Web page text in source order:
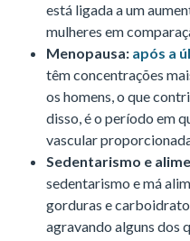
está ligada a um
mulheres em
Menopausa: após a
têm concentrações
os homens, o que
disso, é o período em
vascular
Sedentarismo e
sedentarismo e má
gorduras e
agravando alguns dos